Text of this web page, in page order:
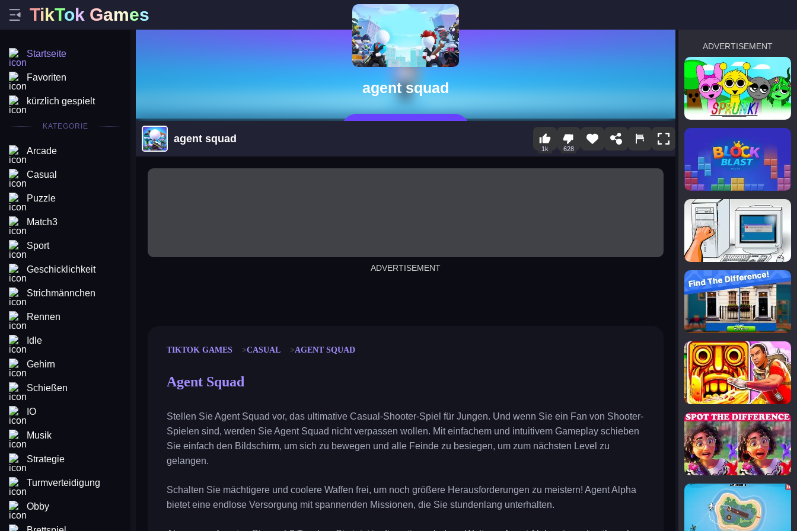
TikTok Games
Startseite
Favoriten
kürzlich gespielt
KATEGORIE
Arcade
Casual
Puzzle
Match3
Sport
Geschicklichkeit
Strichmännchen
Rennen
Idle
Gehirn
Schießen
IO
Musik
Strategie
Turmverteidigung
Obby
agent squad
agent squad
1k 628
arena king
ADVERTISEMENT
TIKTOK GAMES CASUAL AGENT SQUAD
Agent Squad
Stellen Sie Agent Squad vor, das ultimative Casual-Shooter-Spiel für Jungen. Und wenn Sie ein Fan von Shooter-
Spielen sind, werden Sie Agent Squad nicht verpassen wollen. Mit einfachem und intuitivem Gameplay schieben
Sie einfach den Bildschirm, um sich zu bewegen und alle Feinde zu besiegen, um zum nächsten Level zu
gelangen.
Schalten Sie mächtigere und coolere Waffen frei, um noch größere Herausforderungen zu meistern! Agent Alpha
bietet eine endlose Versorgung mit spannenden Missionen, die Sie stundenlang unterhalten.
ADVERTISEMENT
sprunki
Blocky Blast!
smash it
notice the difference
temple run 2
spot the differences
silly sky